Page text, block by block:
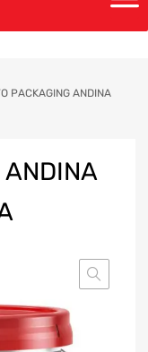
PACKAGING ANDINA
ANDINA